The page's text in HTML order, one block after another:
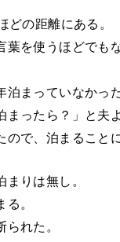
どの距離にある。
葉を使うほどでも
泊まっていなかっ
まったら？」と夫
ので、泊まること
りは無し。
。
れた。